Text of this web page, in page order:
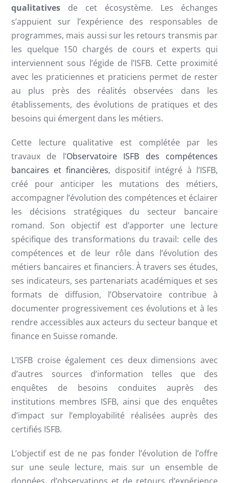
qualitatives de cet écosystème. Les échanges
s’appuient sur l’expérience des responsables de
programmes, mais aussi sur les retours transmis par
les quelque 150 chargés de cours et experts qui
interviennent sous l’égide de l’ISFB. Cette proximité
avec les praticiennes et praticiens permet de rester
au plus près des réalités observées dans les
établissements, des évolutions de pratiques et des
besoins qui émergent dans les métiers.
Cette lecture qualitative est complétée par les
travaux de l’Observatoire ISFB des compétences
bancaires et financières, dispositif intégré à l’ISFB,
créé pour anticiper les mutations des métiers,
accompagner l’évolution des compétences et éclairer
les décisions stratégiques du secteur bancaire
romand. Son objectif est d’apporter une lecture
spécifique des transformations du travail: celle des
compétences et de leur rôle dans l’évolution des
métiers bancaires et financiers. À travers ses études,
ses indicateurs, ses partenariats académiques et ses
formats de diffusion, l’Observatoire contribue à
documenter progressivement ces évolutions et à les
rendre accessibles aux acteurs du secteur banque et
finance en Suisse romande.
L’ISFB croise également ces deux dimensions avec
d’autres sources d’information telles que des
enquêtes de besoins conduites auprès des
institutions membres ISFB, ainsi que des enquêtes
d’impact sur l’employabilité réalisées auprès des
certifiés ISFB.
L’objectif est de ne pas fonder l’évolution de l’offre
sur une seule lecture, mais sur un ensemble de